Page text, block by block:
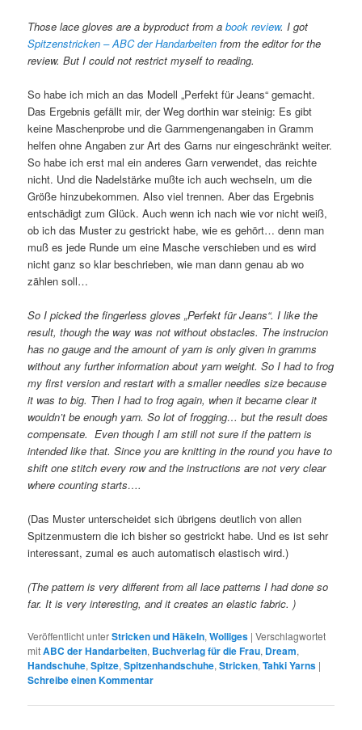
Those lace gloves are a byproduct from abook review. I got
Spitzenstricken – ABC der Handarbeiten from the editor for the
review. But I could not restrict myself to reading.
So habe ich mich an das Modell „Perfekt für Jeans“ gemacht.
Das Ergebnis gefällt mir, der Weg dorthin war steinig: Es gibt
keine Maschenprobe und die Garnmengenangaben in Gramm
helfen ohne Angaben zur Art des Garns nur eingeschränkt weiter.
So habe ich erst mal ein anderes Garn verwendet, das reichte
nicht. Und die Nadelstärke mußte ich auch wechseln, um die
Größe hinzubekommen. Also viel trennen. Aber das Ergebnis
entschädigt zum Glück. Auch wenn ich nach wie vor nicht weiß,
ob ich das Muster zu gestrickt habe, wie es gehört… denn man
muß es jede Runde um eine Masche verschieben und es wird
nicht ganz so klar beschrieben, wie man dann genau ab wo
zählen soll…
So I picked the fingerless gloves „Perfekt für Jeans“. I like the
result, though the way was not without obstacles. The instrucion
has no gauge and the amount of yarn is only given in gramms
without any further information about yarn weight. So I had to frog
my first version and restart with a smaller needles size because
it was to big. Then I had to frog again, when it became clear it
wouldn’t be enough yarn. So lot of frogging… but the result does
compensate. Even though I am still not sure if the pattern is
intended like that. Since you are knitting in the round you have to
shift one stitch every row and the instructions are not very clear
where counting starts….
(Das Muster unterscheidet sich übrigens deutlich von allen
Spitzenmustern die ich bisher so gestrickt habe. Und es ist sehr
interessant, zumal es auch automatisch elastisch wird.)
(The pattern is very different from all lace patterns I had done so
far. It is very interesting, and it creates an elastic fabric. )
Veröffentlicht unterStricken und Häkeln,Wolliges |Verschlagwortet
mitABC der Handarbeiten, Buchverlag für die Frau, Dream,
Handschuhe,Spitze,Spitzenhandschuhe,Stricken,Tahki Yarns |
Schreibe einen Kommentar